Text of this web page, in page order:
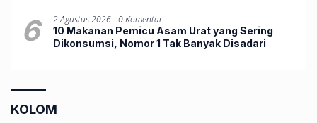
6 2 Agustus 2026 0 Komentar
10 Makanan Pemicu Asam Urat yang Sering
Dikonsumsi, Nomor 1 Tak Banyak Disadari
KOLOM